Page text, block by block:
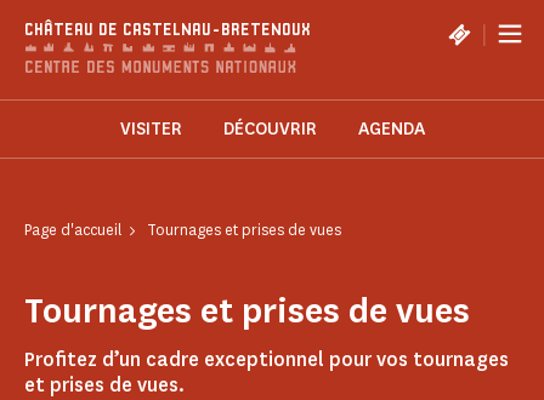
CHÂTEAU DE CASTELNAU-BRETENOUX |
VISITER DÉCOUVRIR AGENDA
Page d'accueil Tournages et prises de vues
Tournages et prises de vues
Profitez d’un cadre exceptionnel pour vos tournages
et prises de vues.